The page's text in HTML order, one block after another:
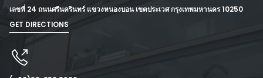
เลขที่ 24 ถนนศรีนครินทร์ แขวงหนองบอน เขตประเวศ กรุงเทพมหานคร 10250
GET DIRECTIONS